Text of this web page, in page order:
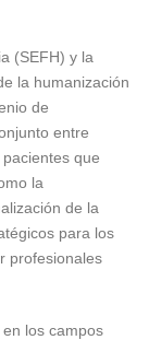
(SEFH) y la
la humanización
de
entre
que
la
de la
para los
profesionales
los campos